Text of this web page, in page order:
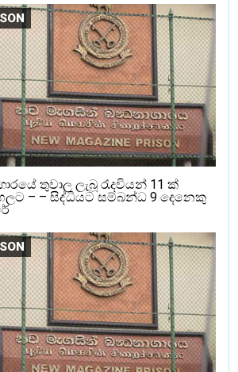
තුවාල ලැබූ රැදවියන් 11 ක්
– – සිද්ධියට සම්බන්ධ 9 දෙනෙකු